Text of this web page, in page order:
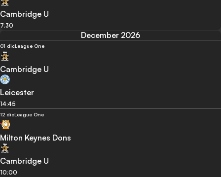
Cambridge U
7:30
December 2026
01 dicLeague One
Cambridge U
Leicester
14:45
12 dicLeague One
Milton Keynes Dons
Cambridge U
10:00